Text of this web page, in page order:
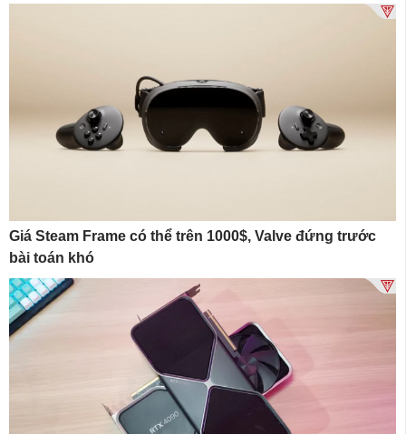
Giá Steam Frame có thể trên 1000$, Valve đứng trước
bài toán khó